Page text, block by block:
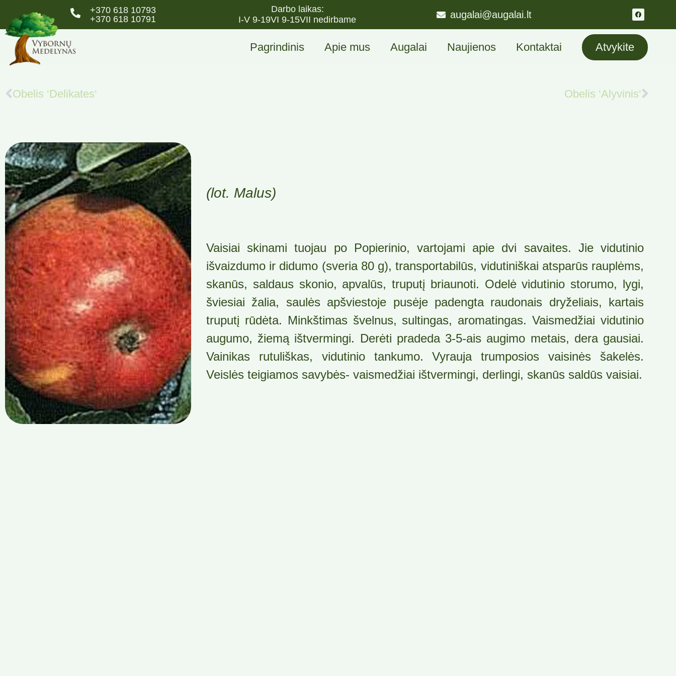
+370 618 10793
+370 618 10791
Darbo laikas:
I-V 9-19VI 9-15VII nedirbame augalai@augalai.lt
Pagrindinis Apie mus Augalai Naujienos Kontaktai Atvykite
Obelis ‘Delikates‘ Obelis ‘Alyvinis‘
(lot. Malus)
Vaisiai skinami tuojau po Popierinio, vartojami apie dvi savaites. Jie vidutinio
išvaizdumo ir didumo (sveria 80 g), transportabilūs, vidutiniškai atsparūs rauplėms,
skanūs, saldaus skonio, apvalūs, truputį briaunoti. Odelė vidutinio storumo, lygi,
šviesiai žalia, saulės apšviestoje pusėje padengta raudonais dryželiais, kartais
truputį rūdėta. Minkštimas švelnus, sultingas, aromatingas. Vaismedžiai vidutinio
augumo, žiemą ištvermingi. Derėti pradeda 3-5-ais augimo metais, dera gausiai.
Vainikas rutuliškas, vidutinio tankumo. Vyrauja trumpo­sios vaisinės šakelės.
Veislės teigiamos savybės- vaismedžiai ištvermingi, derlingi, skanūs saldūs vaisiai.